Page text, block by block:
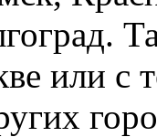
или с